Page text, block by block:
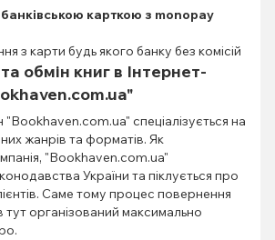
карткою з monopay
з карти будь якого банку без комісій
обмін книг в Інтернет-
"Bookhaven.com.ua" спеціалізується на
жанрів та форматів. Як
"Bookhaven.com.ua"
України та піклується про
Саме тому процес повернення
тут організований максимально